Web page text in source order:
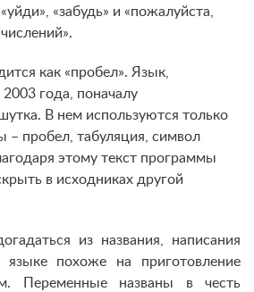
«забудь» и «пожалуйста,
как «пробел». Язык,
года, поначалу
В нем используются только
– пробел, табуляция, символ
этому текст программы
в исходниках другой
из названия, написания
похоже на приготовление
Переменные названы в честь